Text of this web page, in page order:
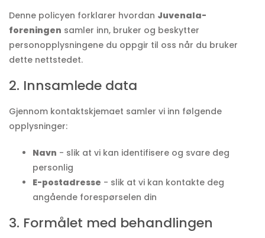
Denne policyen forklarer hvordan Juvenala-
foreningen samler inn, bruker og beskytter
personopplysningene du oppgir til oss når du bruker
dette nettstedet.
2. Innsamlede data
Gjennom kontaktskjemaet samler vi inn følgende
opplysninger:
Navn - slik at vi kan identifisere og svare deg
personlig
E-postadresse - slik at vi kan kontakte deg
angående forespørselen din
3. Formålet med behandlingen